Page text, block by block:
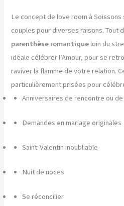
Le concept de love room à
couples pour diverses raisons. Tout
parenthèse romantiqueloin du
idéale célébrer l’Amour, pour se
raviver la flamme de votre relation.
particulièrement prisées pour
Anniversaires de rencontre ou
Demandes en mariage originales
Saint-Valentin inoubliable
Nuit de noces
Se réconcilier